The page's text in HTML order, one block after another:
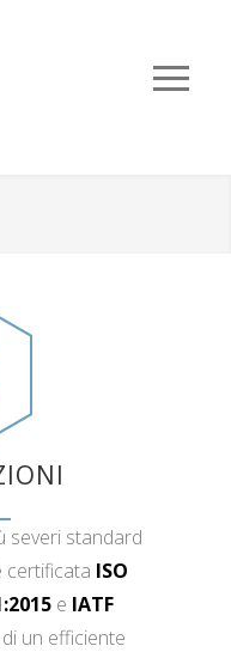
severi standard
certificata ISO
e IATF
un efficiente